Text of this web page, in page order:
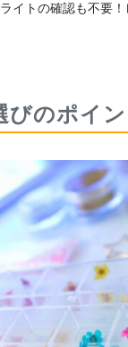
イトの確認も不要
びのポイン